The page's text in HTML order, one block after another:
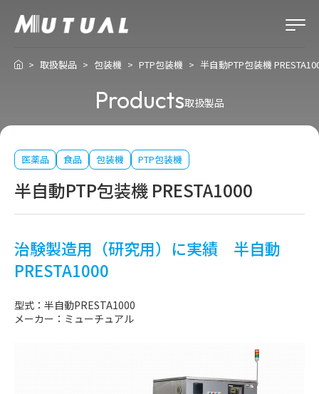
取扱製品 包装機 PTP包装機 半自動PTP包装機
Products取扱製品
医薬品 食品 包装機 PTP包装機
半自動PTP包装機 PRESTA1000
治験製造用（研究用）に実績 半自動
PRESTA1000
型式：半自動PRESTA1000
メーカー：ミューチュアル